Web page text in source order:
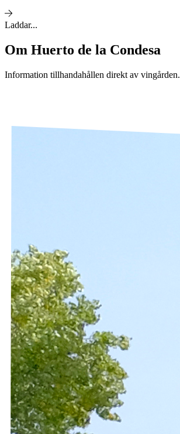
Laddar...
Om Huerto de la Condesa
Information tillhandahållen direkt av vingården.